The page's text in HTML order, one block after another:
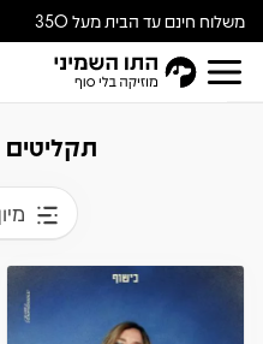
משלוח חינם עד הבית מעל 350
ש״ח
תקליטים